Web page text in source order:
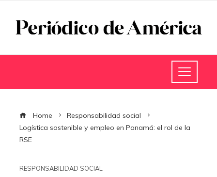
Home
Responsabilidad social
Logística sostenible y empleo en Panamá: el rol de la
RSE
RESPONSABILIDAD SOCIAL